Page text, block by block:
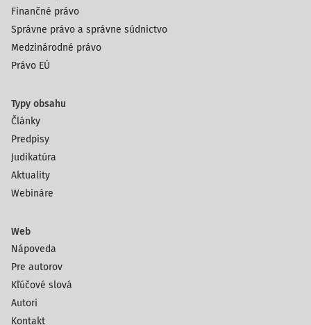
Finančné právo
Správne právo a správne súdnictvo
Medzinárodné právo
Právo EÚ
Typy obsahu
Články
Predpisy
Judikatúra
Aktuality
Webináre
Web
Nápoveda
Pre autorov
Kľúčové slová
Autori
Kontakt